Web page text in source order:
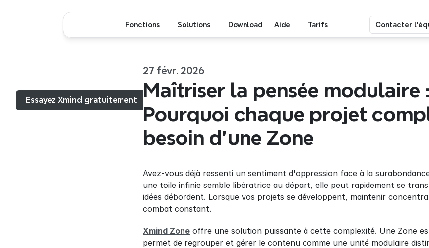
Essayez Xmind gratuitement
27 févr. 2026
Maîtriser la pensée modulaire :
Pourquoi chaque projet
besoin d'une Zone
Avez-vous déjà ressenti un sentiment d'oppression face à la
une toile infinie semble libératrice au départ, elle peut rapidement se
idées débordent. Lorsque vos projets se développent, maintenir
combat constant.
Xmind Zone offre une solution puissante à cette complexité. Une Zone
permet de regrouper et gérer le contenu comme une unité modulaire
Fonctions Solutions Download Aide Tarifs Contacter